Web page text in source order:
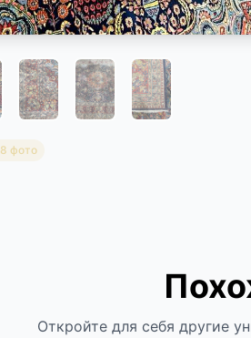
8 фото
Откройте для себя другие